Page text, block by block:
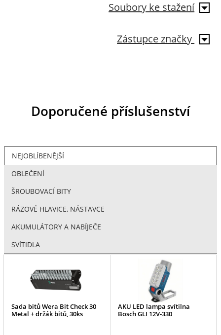
Soubory ke stažení
Zástupce značky
Doporučené příslušenství
NEJOBLÍBENĚJŠÍ
OBLEČENÍ
ŠROUBOVACÍ BITY
RÁZOVÉ HLAVICE, NÁSTAVCE
AKUMULÁTORY A NABÍJEČE
SVÍTIDLA
Sada bitů Wera Bit Check 30
Metal + držák bitů, 30ks
AKU LED lampa svítilna
Bosch GLI 12V-330